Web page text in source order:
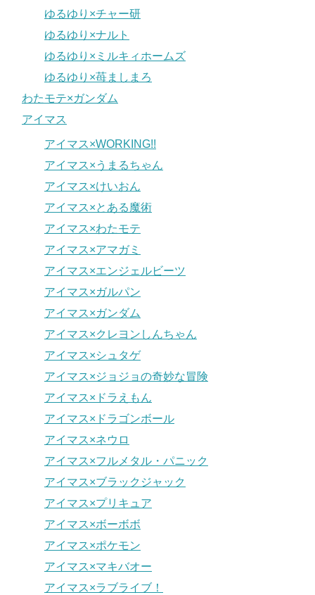
ゆるゆり×チャー研
ゆるゆり×ナルト
ゆるゆり×ミルキィホームズ
ゆるゆり×苺ましまろ
わたモテ×ガンダム
アイマス
アイマス×WORKING!!
アイマス×うまるちゃん
アイマス×けいおん
アイマス×とある魔術
アイマス×わたモテ
アイマス×アマガミ
アイマス×エンジェルビーツ
アイマス×ガルパン
アイマス×ガンダム
アイマス×クレヨンしんちゃん
アイマス×シュタゲ
アイマス×ジョジョの奇妙な冒険
アイマス×ドラえもん
アイマス×ドラゴンボール
アイマス×ネウロ
アイマス×フルメタル・パニック
アイマス×ブラックジャック
アイマス×プリキュア
アイマス×ボーボボ
アイマス×ポケモン
アイマス×マキバオー
アイマス×ラブライブ！